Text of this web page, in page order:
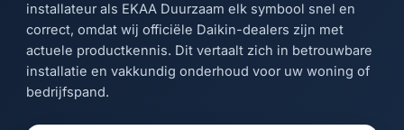
installateur als EKAA Duurzaam elk symbool snel en
correct, omdat wij officiële Daikin-dealers zijn met
actuele productkennis. Dit vertaalt zich in betrouwbare
installatie en vakkundig onderhoud voor uw woning of
bedrijfspand.